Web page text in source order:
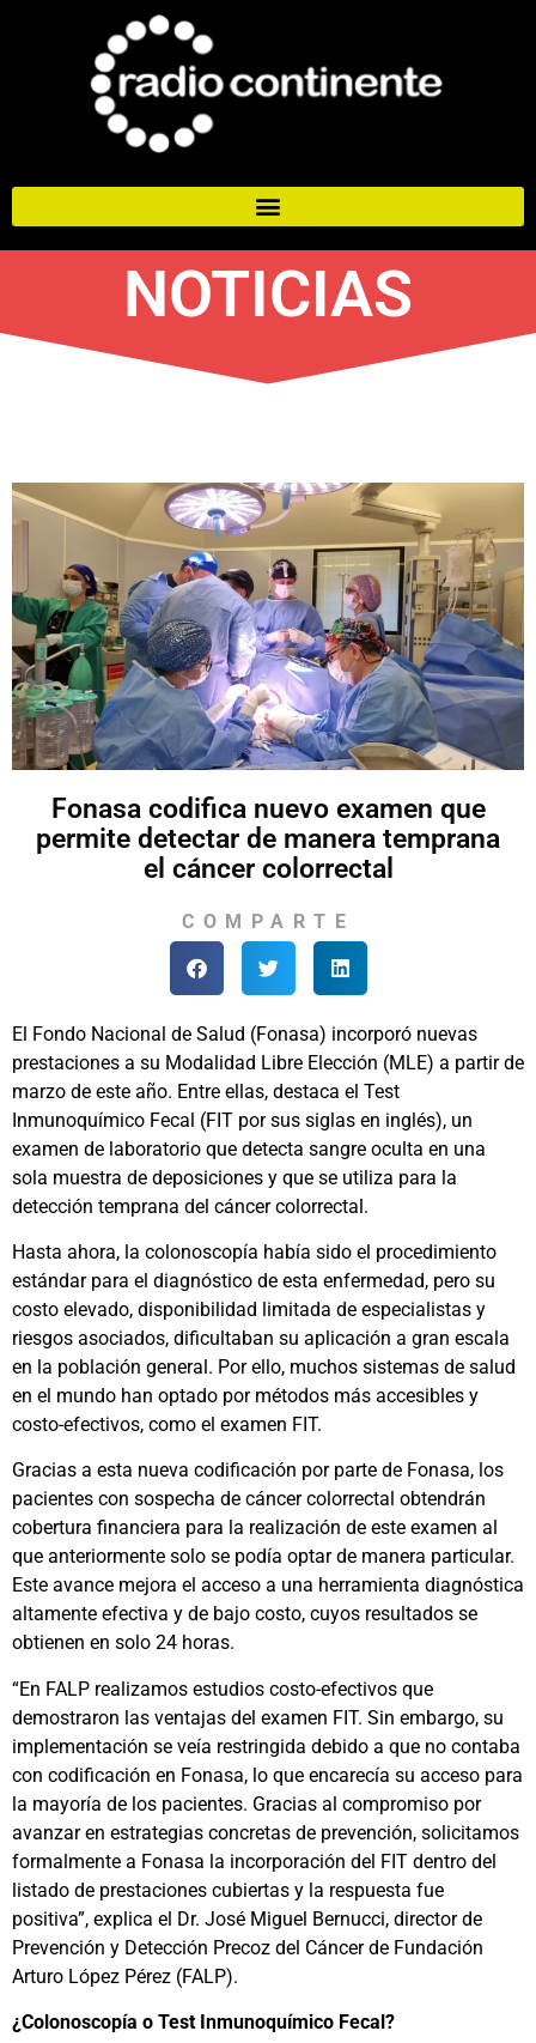
NOTICIAS
Fonasa codifica nuevo examen que
permite detectar de manera temprana
el cáncer colorrectal
COMPARTE
El Fondo Nacional de Salud (Fonasa) incorporó nuevas
prestaciones a su Modalidad Libre Elección (MLE) a partir de
marzo de este año. Entre ellas, destaca el Test
Inmunoquímico Fecal (FIT por sus siglas en inglés), un
examen de laboratorio que detecta sangre oculta en una
sola muestra de deposiciones y que se utiliza para la
detección temprana del cáncer colorrectal.
Hasta ahora, la colonoscopía había sido el procedimiento
estándar para el diagnóstico de esta enfermedad, pero su
costo elevado, disponibilidad limitada de especialistas y
riesgos asociados, dificultaban su aplicación a gran escala
en la población general. Por ello, muchos sistemas de salud
en el mundo han optado por métodos más accesibles y
costo-efectivos, como el examen FIT.
Gracias a esta nueva codificación por parte de Fonasa, los
pacientes con sospecha de cáncer colorrectal obtendrán
cobertura financiera para la realización de este examen al
que anteriormente solo se podía optar de manera particular.
Este avance mejora el acceso a una herramienta diagnóstica
altamente efectiva y de bajo costo, cuyos resultados se
obtienen en solo 24 horas.
“En FALP realizamos estudios costo-efectivos que
demostraron las ventajas del examen FIT. Sin embargo, su
implementación se veía restringida debido a que no contaba
con codificación en Fonasa, lo que encarecía su acceso para
la mayoría de los pacientes. Gracias al compromiso por
avanzar en estrategias concretas de prevención, solicitamos
formalmente a Fonasa la incorporación del FIT dentro del
listado de prestaciones cubiertas y la respuesta fue
positiva”, explica el Dr. José Miguel Bernucci, director de
Prevención y Detección Precoz del Cáncer de Fundación
Arturo López Pérez (FALP).
¿Colonoscopía o Test Inmunoquímico Fecal?